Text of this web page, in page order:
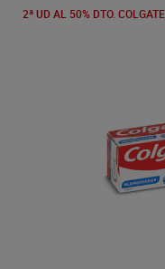
2ª UD AL 50% DTO. COLGATE